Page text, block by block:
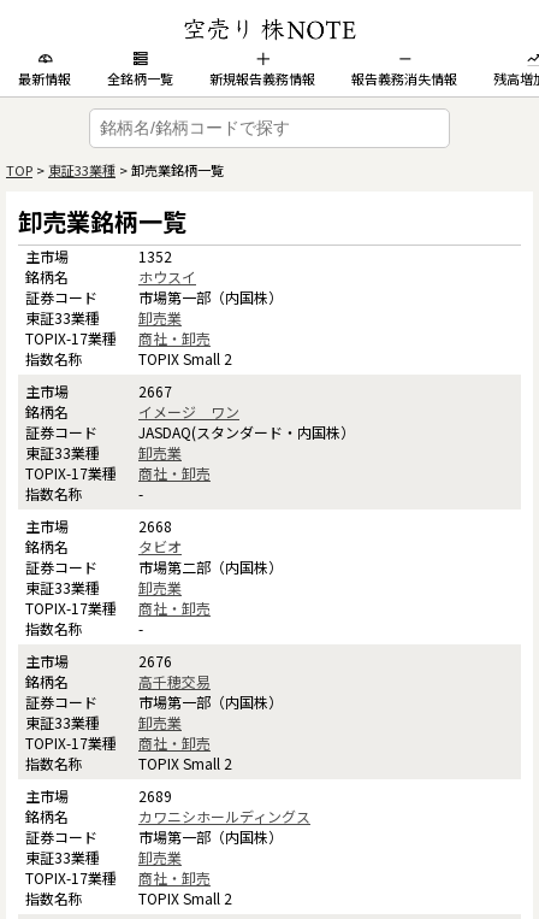
最新情報 全銘柄一覧 新規報告義務情報 報告義務消失情報 残高増
TOP > 東証33業種 > 卸売業銘柄一覧
卸売業銘柄一覧
1352
ホウスイ
市場第一部（内国株）
卸売業
商社・卸売
TOPIX Small 2
2667
イメージ ワン
JASDAQ(スタンダード・内国株）
卸売業
商社・卸売
-
2668
タビオ
市場第二部（内国株）
卸売業
商社・卸売
-
2676
高千穂交易
市場第一部（内国株）
卸売業
商社・卸売
TOPIX Small 2
2689
カワニシホールディングス
市場第一部（内国株）
卸売業
商社・卸売
TOPIX Small 2